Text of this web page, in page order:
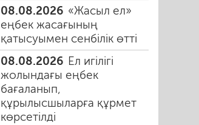
08.08.2026 «Жасыл ел»
еңбек жасағының
қатысуымен сенбілік өтті
08.08.2026 Ел игілігі
жолындағы еңбек
бағаланып,
құрылысшыларға құрмет
көрсетілді